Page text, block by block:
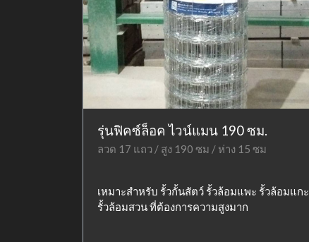
รุ่นฟิคซ์ล็อค ไวน์แมน 190 ซม.
ลวด 17 แถว / สูง 190 ซม / ห่าง 15 ซม
เหมาะสำหรับ รั้วกั้นสัตว์ รั้วล้อมแพะ รั้วล้อมแกะ
รั้วล้อมสวน ที่ต้องการความสูงมาก